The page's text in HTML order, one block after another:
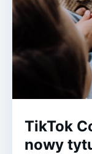
TikTok
nowy